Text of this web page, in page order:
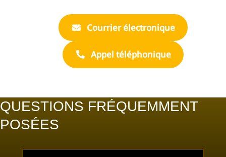
Courrier électronique
Appel téléphonique
QUESTIONS FRÉQUEMMENT
POSÉES